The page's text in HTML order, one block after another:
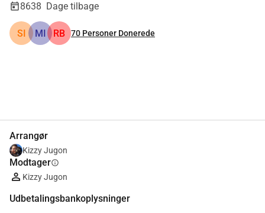
8638 Dage tilbage
SI MI RB 70 Personer Donerede
Arrangør
Kizzy Jugon
Modtagerinfo
Kizzy Jugon
Udbetalingsbankoplysninger